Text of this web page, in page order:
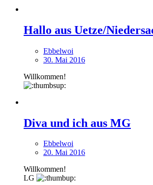
Hallo aus Uetze/
Ebbelwoi
30. Mai 2016
Willkommen!
Diva und ich aus MG
Ebbelwoi
20. Mai 2016
Willkommen!
LG